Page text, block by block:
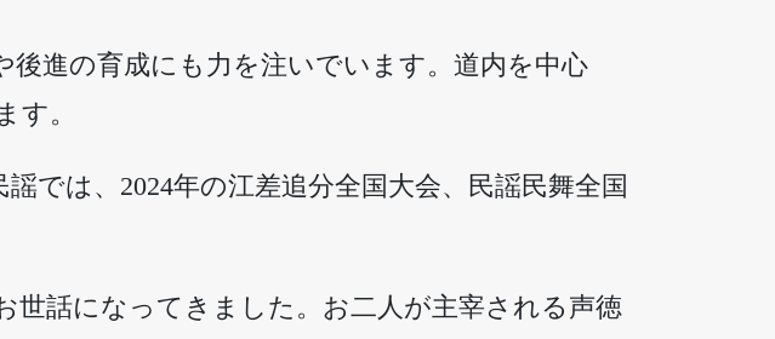
後進の育成にも力を注いでいます。道内を中心
す。
では、2024年の江差追分全国大会、民謡民舞全国
世話になってきました。お二人が主宰される声徳